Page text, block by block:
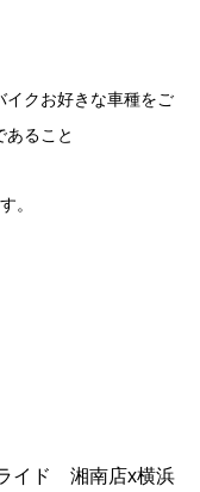
クお好きな車種をご
ること
。
イド 湘南店x横浜